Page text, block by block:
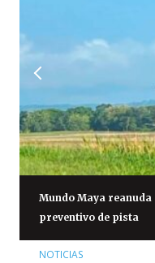
Mundo Maya
preventivo de pista
NOTICIAS